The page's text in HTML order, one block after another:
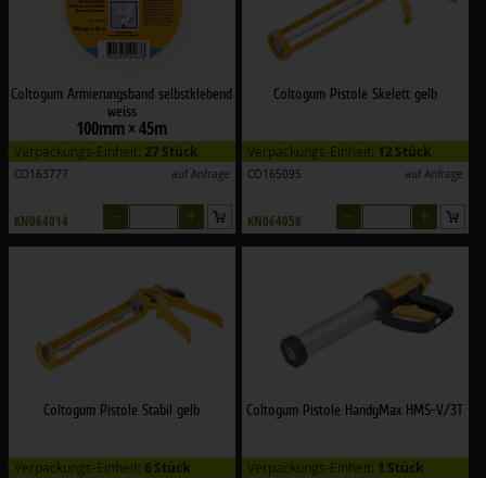
Coltogum Armierungsband selbstklebend
weiss
100mm × 45m
Verpackungs-Einheit: 27 Stück
CO163777 auf Anfrage
KN064014
Coltogum Pistole Skelett gelb
Verpackungs-Einheit: 12 Stück
CO165095 auf Anfrage
KN064058
Coltogum Pistole Stabil gelb
Verpackungs-Einheit: 6 Stück
Coltogum Pistole HandyMax HMS-V/3T
Verpackungs-Einheit: 1 Stück